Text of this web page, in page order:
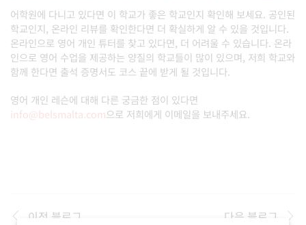
어학원에 다니고 있다면 이 학교가 좋은 학교인지 확인해 보세요. 공인된
학교인지, 온라인 리뷰를 확인한다면 더 확실하게 알 수 있을 것입니다.
온라인으로 영어 개인 튜터를 찾고 있다면, 더 어려울 수 있습니다. 온라
인으로 영어 수업을 제공하는 양질의 학교들이 많이 있으며, 저희 학교와
함께 한다면 출석 증명서도 코스 끝에 받게 될 것입니다.
영어 개인 레슨에 대해 다른 궁금한 점이 있다면
info@belsmalta.com으로 저희에게 이메일을 보내주세요.
이전 블로그 다음 블로그